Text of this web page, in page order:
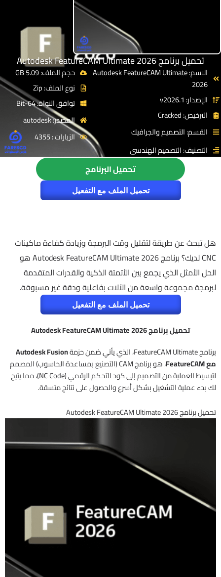
تحميل برنامج Autodesk FeatureCAM Ultimate 2026
الاسم: Autodesk FeatureCAM Ultimate
2026
الإصدار: v2026.1
الترخيص: Cracked
القسم: التصميم والجرافيك
التصنيف: التصميم الهندسى
حجم الملف: 5.09 GB
نوع الملف: Zip
توافق النواة: 64-Bit
المصدر: autodesk
الزيارات : 4355
تحميل البرنامج
تحميل الملف مع التفعيل
هل تبحث عن طريقة لتقليل وقت البرمجة وزيادة كفاءة ماكينات
CNC لديك؟ برنامج Autodesk FeatureCAM Ultimate 2026 هو
الحل الأمثل الذي يجمع بين الأتمتة الذكية والقدرات المتقدمة
لبرمجة مجموعة واسعة من الآلات بفاعلية ودقة غير مسبوقة.
تحميل الملف مع التفعيل
تحميل برنامج Autodesk FeatureCAM Ultimate 2026
برنامج FeatureCAM Ultimate، الذي يأتي ضمن حزمة
Autodesk Fusion
مع FeatureCAM
، هو برنامج CAM (التصنيع بمساعدة الحاسوب) المصمم
لتبسيط العملية من التصميم إلى كود التحكم الرقمي (NC Code)، مما يتيح
لك بدء عملية التشغيل بشكل أسرع والحصول على نتائج متسقة.
تحميل برنامج Autodesk FeatureCAM Ultimate 2026